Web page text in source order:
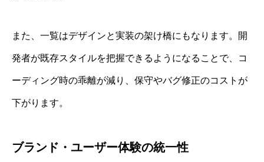
また、一覧はデザインと実装の架け橋にもなります。開
発者が既存スタイルを把握できるようになることで、コ
ーディング時の乖離が減り、保守やバグ修正のコストが
下がります。
ブランド・ユーザー体験の統一性